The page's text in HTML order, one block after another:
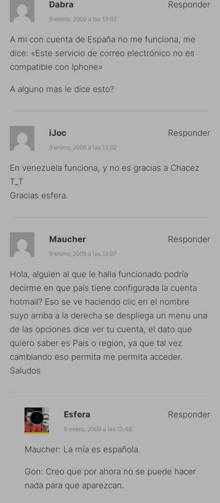
Dabra
9 enero, 2009 a las 13:02
A mi con cuenta de España no me funciona, me
dice: «Este servicio de correo electrónico no es
compatible con Iphone»
A alguno mas le dice esto?
Responder
iJoc
9 enero, 2009 a las 13:02
En venezuela funciona, y no es gracias a Chacez
T_T
Gracias esfera.
Responder
Maucher
9 enero, 2009 a las 13:07
Hola, alguien al que le halla funcionado podría
decirme en que pais tiene configurada la cuenta
hotmail? Eso se ve haciendo clic en el nombre
suyo arriba a la derecha se despliega un menu una
de las opciones dice ver tu cuenta, el dato que
quiero saber es Pais o region, ya que tal vez
cambiando eso permita me permita acceder.
Saludos
Responder
Esfera
9 enero, 2009 a las 13:46
Maucher: La mía es española.
Gon: Creo que por ahora no se puede hacer
nada para que aparezcan.
Responder